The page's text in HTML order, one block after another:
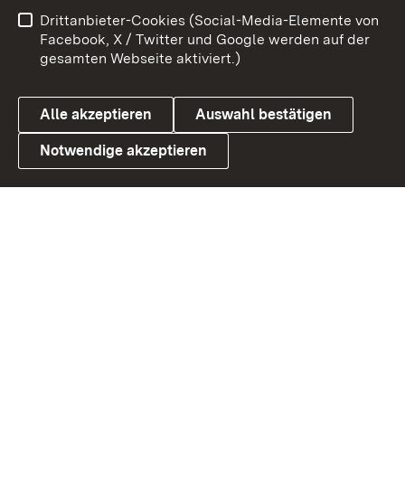
Link zum Landesportal
Barrierefreiheit
Datenschutz
Cookies
Drittanbieter-Cookies (Social-Media-Elemente von
Facebook, X / Twitter und Google werden auf der
gesamten Webseite aktiviert.)
Alle akzeptieren Auswahl bestätigen
Notwendige akzeptieren